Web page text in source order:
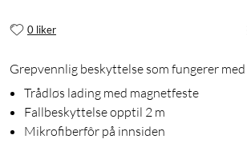
0 liker
Grepvennlig beskyttelse som fungerer
Trådløs lading med magnetfeste
Fallbeskyttelse opptil 2 m
Mikrofiberfôr på innsiden